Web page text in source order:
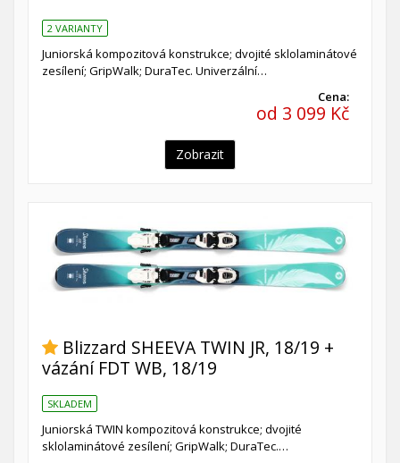
2 VARIANTY
Juniorská kompozitová konstrukce; dvojité sklolaminátové
zesílení; GripWalk; DuraTec. Univerzální…
Cena:
od 3 099 Kč
Zobrazit
Blizzard SHEEVA TWIN JR, 18/19 +
vázání FDT WB, 18/19
SKLADEM
Juniorská TWIN kompozitová konstrukce; dvojité
sklolaminátové zesílení; GripWalk; DuraTec.…